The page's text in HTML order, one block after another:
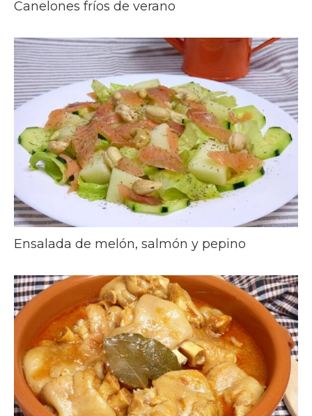
Canelones fríos de verano
Ensalada de melón, salmón y pepino